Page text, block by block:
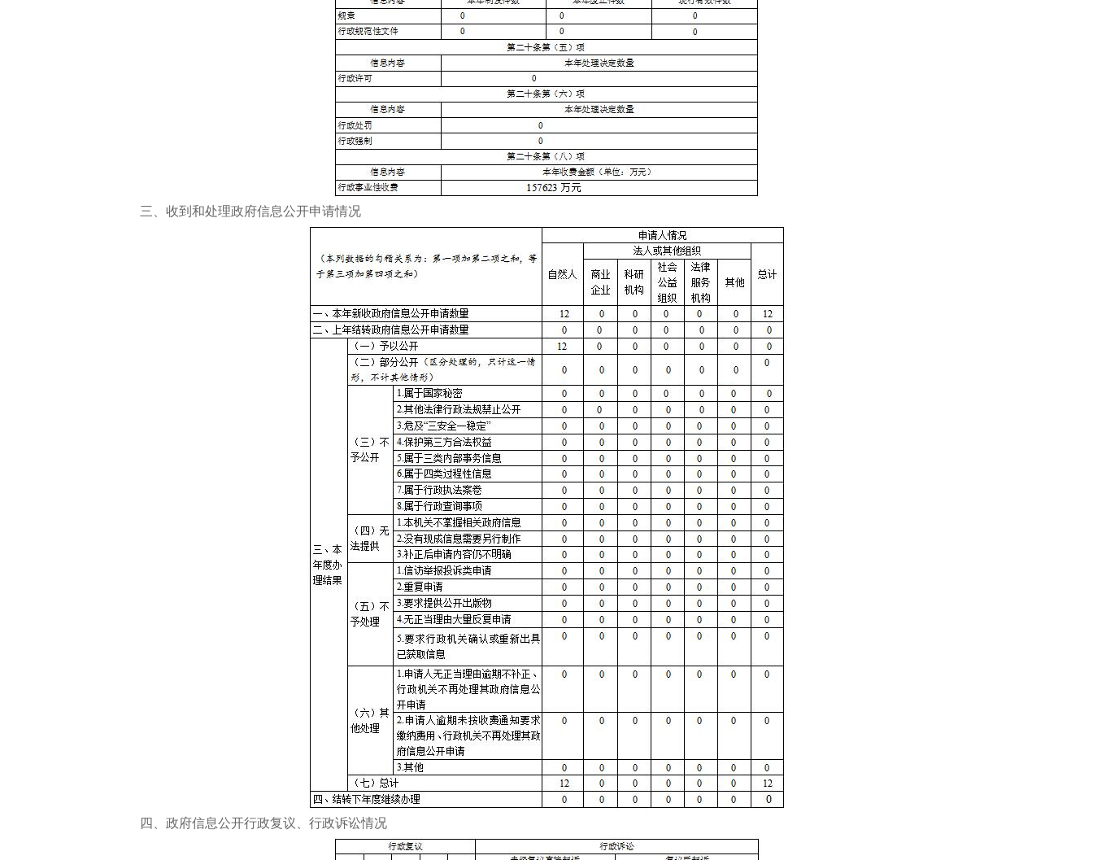
三、收到和处理政府信息公开申请情况
四、政府信息公开行政复议、行政诉讼情况